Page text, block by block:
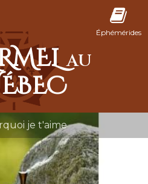
Éphémérides
AU
je t'aime